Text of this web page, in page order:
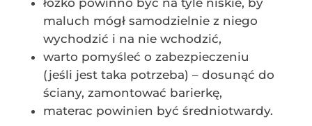
łóżko powinno być na tyle niskie, by
maluch mógł samodzielnie z niego
wychodzić i na nie wchodzić,
warto pomyśleć o zabezpieczeniu
(jeśli jest taka potrzeba) – dosunąć do
ściany, zamontować barierkę,
materac powinien być średniotwardy.